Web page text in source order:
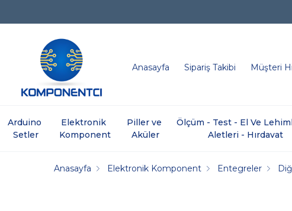
Anasayfa Sipariş Takibi Müşteri
Arduino
Setler
Elektronik
Komponent
Piller ve
Aküler
Ölçüm - Test - El Ve
Aletleri - Hırdavat
Anasayfa Elektronik Komponent Entegreler